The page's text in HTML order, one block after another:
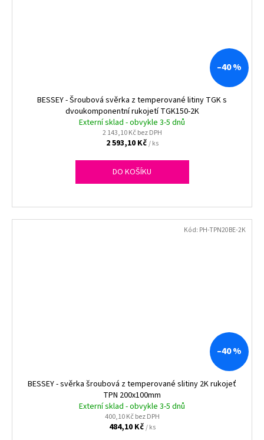
–40 %
BESSEY - Šroubová svěrka z temperované litiny TGK s
dvoukomponentní rukojetí TGK150-2K
Externí sklad - obvykle 3-5 dnů
2 143,10 Kč bez DPH
2 593,10 Kč/ ks
DO KOŠÍKU
–40 %
BESSEY - svěrka šroubová z temperované slitiny 2K rukojeť
TPN 200x100mm
Externí sklad - obvykle 3-5 dnů
400,10 Kč bez DPH
484,10 Kč/ ks
Kód: PH-TPN20BE-2K